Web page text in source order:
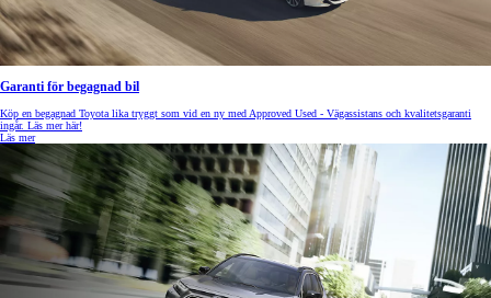
Garanti för begagnad bil
Köp en begagnad Toyota lika tryggt som vid en ny med Approved Used - Vägassistans och kvalitetsgaranti
ingår. Läs mer här!
Läs mer